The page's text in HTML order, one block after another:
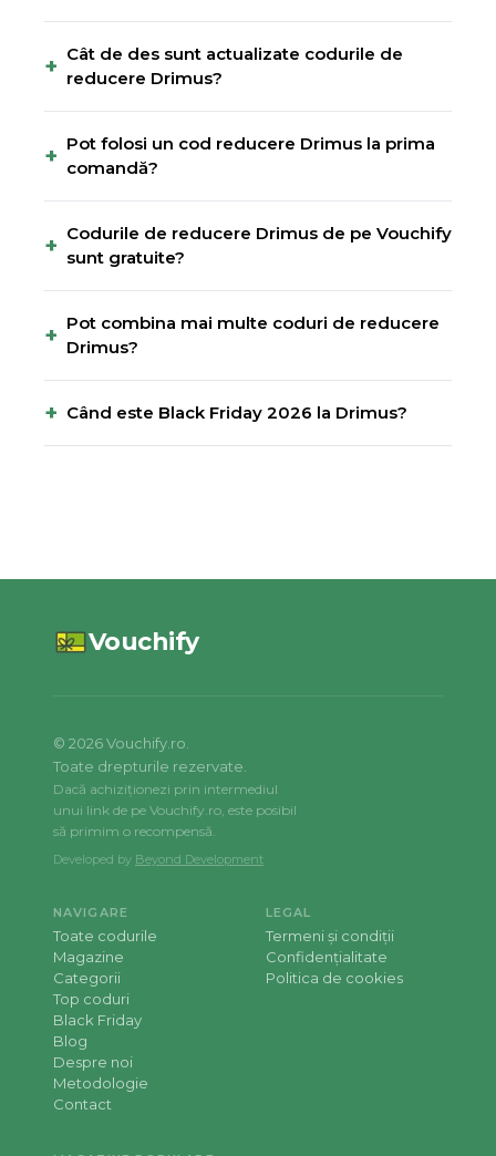
+ Cât de des sunt actualizate codurile de
reducere Drimus?
+ Pot folosi un cod reducere Drimus la prima
comandă?
+ Codurile de reducere Drimus de pe Vouchify
sunt gratuite?
+ Pot combina mai multe coduri de reducere
Drimus?
+ Când este Black Friday 2026 la Drimus?
Vouchify
© 2026Vouchify.ro.
Toate drepturile rezervate.
Dacă achiziționezi prin intermediul
unui link de pe Vouchify.ro, este posibil
să primim o recompensă.
Developed by Beyond Development
NAVIGARE
Toate codurile
Magazine
Categorii
Top coduri
Black Friday
Blog
Despre noi
Metodologie
Contact
LEGAL
Termeni și condiții
Confidențialitate
Politica de cookies